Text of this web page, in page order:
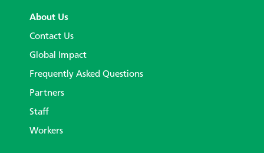
About Us
Contact Us
Global Impact
Frequently Asked Questions
Partners
Staff
Workers